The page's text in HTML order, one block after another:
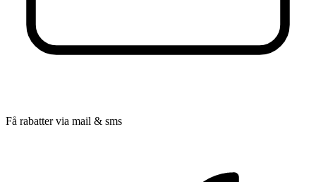
Få rabatter via mail & sms